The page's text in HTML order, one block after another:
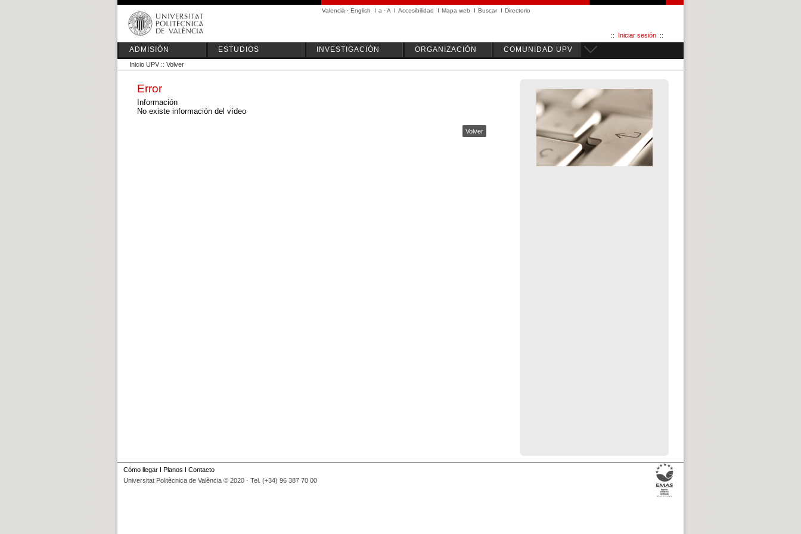
Valencià · English I a ·A I Accesibilidad I Mapa web I Buscar I Directorio
:: Iniciar sesión ::
ADMISIÓN ESTUDIOS INVESTIGACIÓN ORGANIZACIÓN COMUNIDAD UPV
Inicio UPV :: Volver
Error
Información
No existe información del vídeo
Volver
Cómo llegar I Planos I Contacto
Universitat Politècnica de València © 2020 · Tel. (+34) 96 387 70 00